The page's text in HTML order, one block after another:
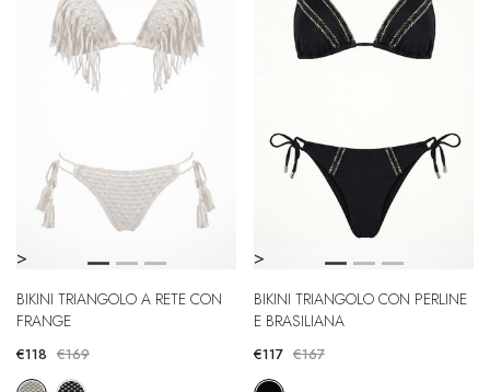
>
BIKINI TRIANGOLO A RETE CON
FRANGE
€118 €169
>
BIKINI TRIANGOLO CON PERLINE
E BRASILIANA
€117 €167